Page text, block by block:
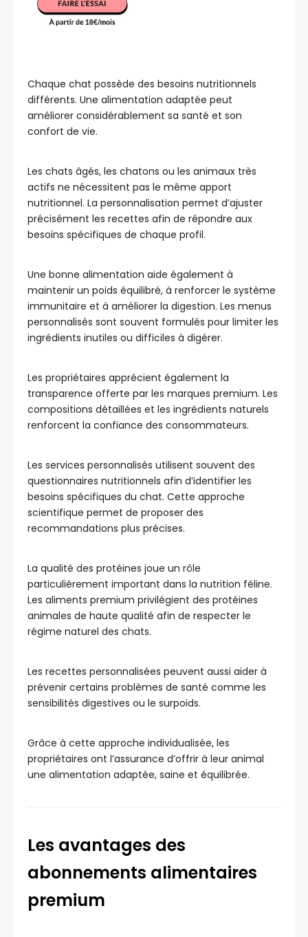
Chaque chat possède des besoins nutritionnels
différents. Une alimentation adaptée peut
améliorer considérablement sa santé et son
confort de vie.
Les chats âgés, les chatons ou les animaux très
actifs ne nécessitent pas le même apport
nutritionnel. La personnalisation permet d’ajuster
précisément les recettes afin de répondre aux
besoins spécifiques de chaque profil.
Une bonne alimentation aide également à
maintenir un poids équilibré, à renforcer le système
immunitaire et à améliorer la digestion. Les menus
personnalisés sont souvent formulés pour limiter les
ingrédients inutiles ou difficiles à digérer.
Les propriétaires apprécient également la
transparence offerte par les marques premium. Les
compositions détaillées et les ingrédients naturels
renforcent la confiance des consommateurs.
Les services personnalisés utilisent souvent des
questionnaires nutritionnels afin d’identifier les
besoins spécifiques du chat. Cette approche
scientifique permet de proposer des
recommandations plus précises.
La qualité des protéines joue un rôle
particulièrement important dans la nutrition féline.
Les aliments premium privilégient des protéines
animales de haute qualité afin de respecter le
régime naturel des chats.
Les recettes personnalisées peuvent aussi aider à
prévenir certains problèmes de santé comme les
sensibilités digestives ou le surpoids.
Grâce à cette approche individualisée, les
propriétaires ont l’assurance d’offrir à leur animal
une alimentation adaptée, saine et équilibrée.
Les avantages des
abonnements alimentaires
premium